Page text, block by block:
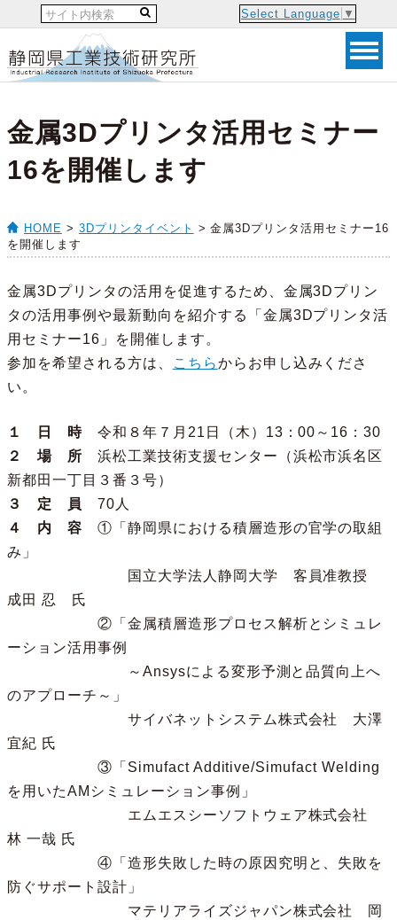
Select Language ▼
金属3Dプリンタ活用セミナー
16を開催します
HOME > 3Dプリンタイベント > 金属3Dプリンタ活用セミナー16
を開催します
金属3Dプリンタの活用を促進するため、金属3Dプリン
タの活用事例や最新動向を紹介する「金属3Dプリンタ活
用セミナー16」を開催します。
参加を希望される方は、
こちらからお申し込みくださ
い。
１ 日 時令和８年７月21日（木）13：00～16：30
２ 場 所 浜松工業技術支援センター（浜松市浜名区
新都田一丁目３番３号）
３ 定 員
70人
４ 内 容 ①「静岡県における積層造形の官学の取組
み」
国立大学法人静岡大学 客員准教授
成田 忍 氏
②「金属積層造形プロセス解析とシミュレ
ーション活用事例
～Ansysによる変形予測と品質向上へ
のアプローチ～」
サイバネットシステム株式会社 大澤
宜紀 氏
③「Simufact Additive/Simufact Welding
を用いたAMシミュレーション事例」
エムエスシーソフトウェア株式会社
林 一哉 氏
④「造形失敗した時の原因究明と、失敗を
防ぐサポート設計」
マテリアライズジャパン株式会社 岡